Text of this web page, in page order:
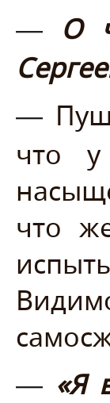
—
О
—
что у
что
— «Я